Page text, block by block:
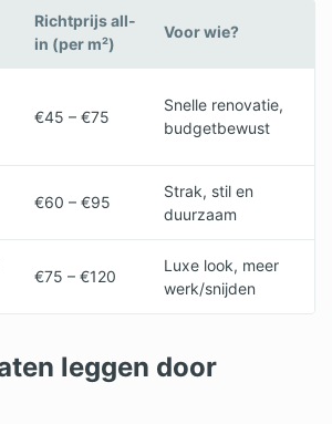
Richtprijs all-
in (per m²)
Voor wie?
€45 – €75
Snelle renovatie,
budgetbewust
€60 – €95
Strak, stil en
duurzaam
€75 – €120
Luxe look, meer
werk/snijden
leggen door